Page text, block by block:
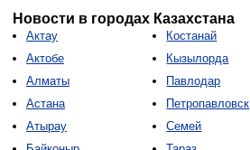
Новости в городах Казахстана
Актау
Актобе
Алматы
Астана
Атырау
Костанай
Кызылорда
Павлодар
Петропавловск
Семей